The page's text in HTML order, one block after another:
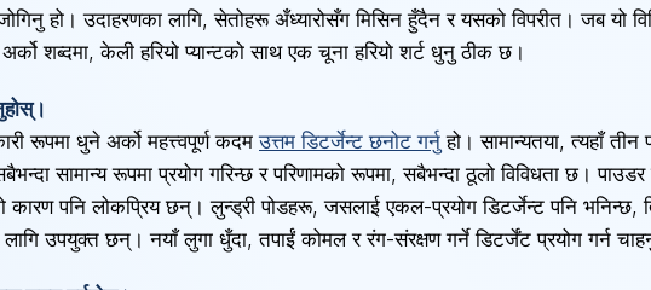
हो। उदाहरणका लागि, सेतोहरू अँध्यारोसँग मिसिन हुँदैन र यसको विपरीत। जब यो
शब्दमा, केली हरियो प्यान्टको साथ एक चूना हरियो शर्ट धुनु ठीक छ।
रूपमा धुने अर्को महत्त्वपूर्ण कदमउत्तम डिटर्जेन्ट छनोट गर्नु हो। सामान्यतया, त्यहाँ
सामान्य रूपमा प्रयोग गरिन्छ र परिणामको रूपमा, सबैभन्दा ठूलो विविधता छ।
कारण पनि लोकप्रिय छन्। लुन्ड्री पोडहरू, जसलाई एकल-प्रयोग डिटर्जेन्ट पनि भनिन्छ,
उपयुक्त छन्। नयाँ लुगा धुँदा, तपाईं कोमल र रंग-संरक्षण गर्ने डिटर्जेंट प्रयोग गर्न